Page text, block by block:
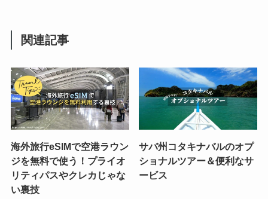
関連記事
海外旅行eSIMで空港ラウン
ジを無料で使う！プライオ
リティパスやクレカじゃな
い裏技
サバ州コタキナバルのオプ
ショナルツアー＆便利なサ
ービス